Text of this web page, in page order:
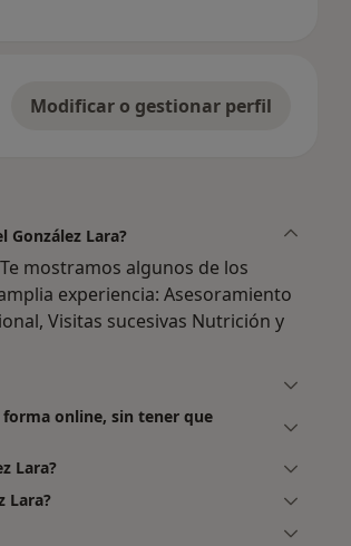
Modificar o gestionar perfil
González Lara?
mostramos algunos de los
experiencia: Asesoramiento
Visitas sucesivas Nutrición y
forma online, sin tener que
Lara?
Lara?